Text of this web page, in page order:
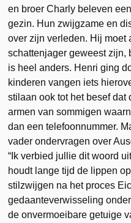
en broer Charly beleven
gezin. Hun zwijgzame en
over zijn verleden. Hij moet
schattenjager geweest
is heel anders. Henri ging
kinderen vangen iets
stilaan ook tot het besef
armen van sommigen
dan een telefoonnummer.
vader ondervragen over
“Ik verbied jullie dit woord
houdt lange tijd de lippen
stilzwijgen na het proces
gedaanteverwisseling
de onvermoeibare getuige